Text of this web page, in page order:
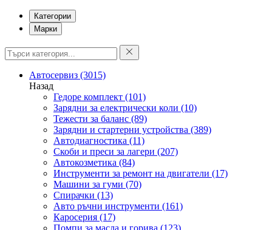
Категории
Марки
Автосервиз (3015)
Назад
Гедоре комплект (101)
Зарядни за електрически коли (10)
Тежести за баланс (89)
Зарядни и стартерни устройства (389)
Автодиагностика (11)
Скоби и преси за лагери (207)
Автокозметика (84)
Инструменти за ремонт на двигатели (17)
Машини за гуми (70)
Спирачки (13)
Авто ръчни инструменти (161)
Каросерия (17)
Помпи за масла и горива (123)